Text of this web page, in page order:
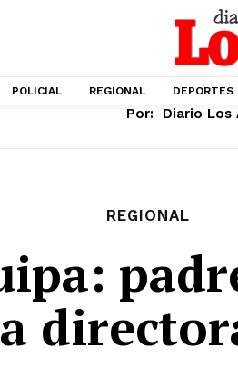
POLICIAL REGIONAL DEPORTES
Por: Diario Los
REGIONAL